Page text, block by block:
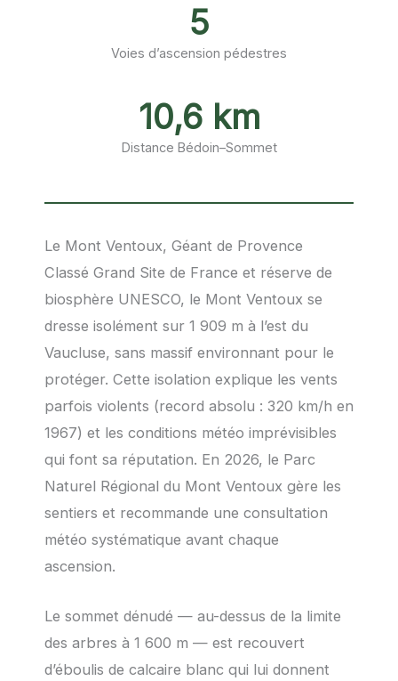
5
Voies d’ascension pédestres
10,6 km
Distance Bédoin–Sommet
Le Mont Ventoux, Géant de Provence
Classé Grand Site de France et réserve de
biosphère UNESCO, le Mont Ventoux se
dresse isolément sur 1 909 m à l’est du
Vaucluse, sans massif environnant pour le
protéger. Cette isolation explique les vents
parfois violents (record absolu : 320 km/h en
1967) et les conditions météo imprévisibles
qui font sa réputation. En 2026, le Parc
Naturel Régional du Mont Ventoux gère les
sentiers et recommande une consultation
météo systématique avant chaque
ascension.
Le sommet dénudé — au-dessus de la limite
des arbres à 1 600 m — est recouvert
d’éboulis de calcaire blanc qui lui donnent